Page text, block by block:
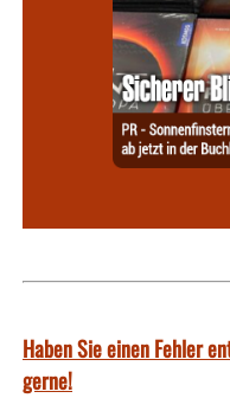
Haben Sie einen Fehler
gerne!